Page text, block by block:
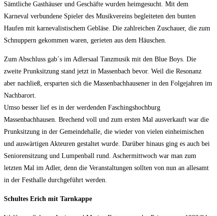
Sämtliche Gasthäuser und Geschäfte wurden heimgesucht. Mit dem
Karneval verbundene Spieler des Musikvereins begleiteten den bunten
Haufen mit karnevalistischem Gebläse. Die zahlreichen Zuschauer, die zum
Schnuppern gekommen waren, gerieten aus dem Häuschen.
Zum Abschluss gab´s im Adlersaal Tanzmusik mit den Blue Boys. Die
zweite Prunksitzung stand jetzt in Massenbach bevor. Weil die Resonanz
aber nachließ, ersparten sich die Massenbachhausener in den Folgejahren im
Nachbarort.
Umso besser lief es in der werdenden Faschingshochburg
Massenbachhausen. Brechend voll und zum ersten Mal ausverkauft war die
Prunksitzung in der Gemeindehalle, die wieder von vielen einheimischen
und auswärtigen Akteuren gestaltet wurde. Darüber hinaus ging es auch bei
Seniorensitzung und Lumpenball rund. Aschermittwoch war man zum
letzten Mal im Adler, denn die Veranstaltungen sollten von nun an allesamt
in der Festhalle durchgeführt werden.
Schultes Erich mit Tarnkappe